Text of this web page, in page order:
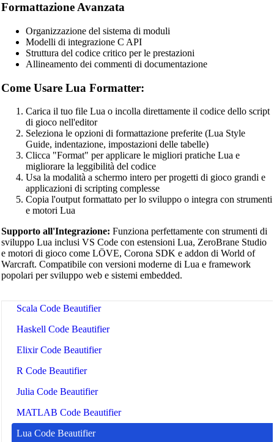
Apache Config Beautifier
Python Beautifier
Swift Code Beautifier
Dart Code Beautifier
INI Beautifier
CSV Beautifier
Redis Command Beautifier
Shell Script Beautifier
Batch Script Beautifier
C/C++ Code Beautifier
Scala Code Beautifier
Haskell Code Beautifier
Elixir Code Beautifier
R Code Beautifier
Julia Code Beautifier
MATLAB Code Beautifier
Lua Code Beautifier
Formattazione Avanzata
Organizzazione del sistema di moduli
Modelli di integrazione C API
Struttura del codice critico per le prestazioni
Allineamento dei commenti di documentazione
Come Usare Lua Formatter:
Carica il tuo file Lua o incolla direttamente il codice dello script
di gioco nell'editor
Seleziona le opzioni di formattazione preferite (Lua Style
Guide, indentazione, impostazioni delle tabelle)
Clicca "Format" per applicare le migliori pratiche Lua e
migliorare la leggibilità del codice
Usa la modalità a schermo intero per progetti di gioco grandi e
applicazioni di scripting complesse
Copia l'output formattato per lo sviluppo o integra con strumenti
e motori Lua
Supporto all'Integrazione: Funziona perfettamente con strumenti di
sviluppo Lua inclusi VS Code con estensioni Lua, ZeroBrane Studio
e motori di gioco come LÖVE, Corona SDK e addon di World of
Warcraft. Compatibile con versioni moderne di Lua e framework
popolari per sviluppo web e sistemi embedded.